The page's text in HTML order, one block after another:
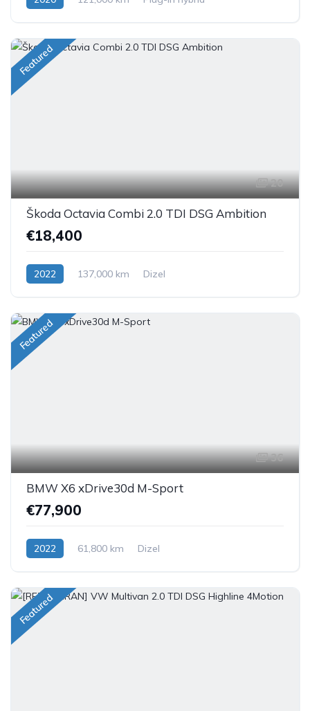
Featured
20
Škoda Octavia Combi 2.0 TDI DSG Ambition
€18,400
2022 137,000 km Dizel
Featured
36
BMW X6 xDrive30d M-Sport
€77,900
2022 61,800 km Dizel
Featured